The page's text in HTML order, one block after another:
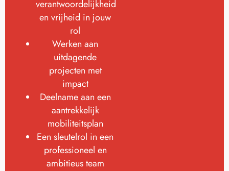
verantwoordelijkheid
en vrijheid in jouw
rol
Werken aan
uitdagende
projecten met
impact
Deelname aan een
aantrekkelijk
mobiliteitsplan
Een sleutelrol in een
professioneel en
ambitieus team